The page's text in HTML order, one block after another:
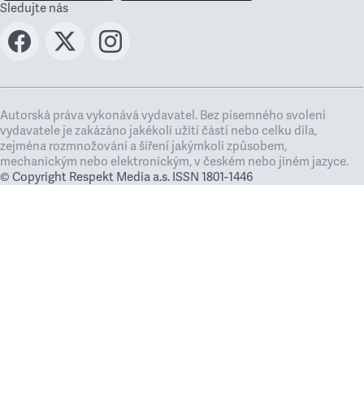
Sledujte nás
Autorská práva vykonává vydavatel. Bez písemného svolení
vydavatele je zakázáno jakékoli užití částí nebo celku díla,
zejména rozmnožování a šíření jakýmkoli způsobem,
mechanickým nebo elektronickým, v českém nebo jiném jazyce.
© Copyright Respekt Media a.s. ISSN 1801-1446